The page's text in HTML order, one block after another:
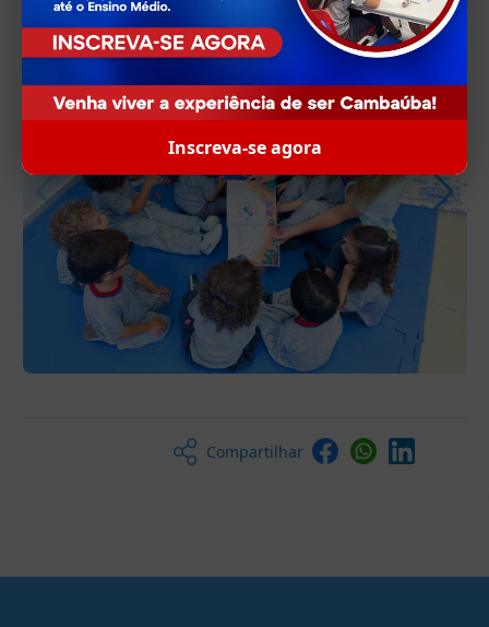
Compartilhar
Inscreva-se agora